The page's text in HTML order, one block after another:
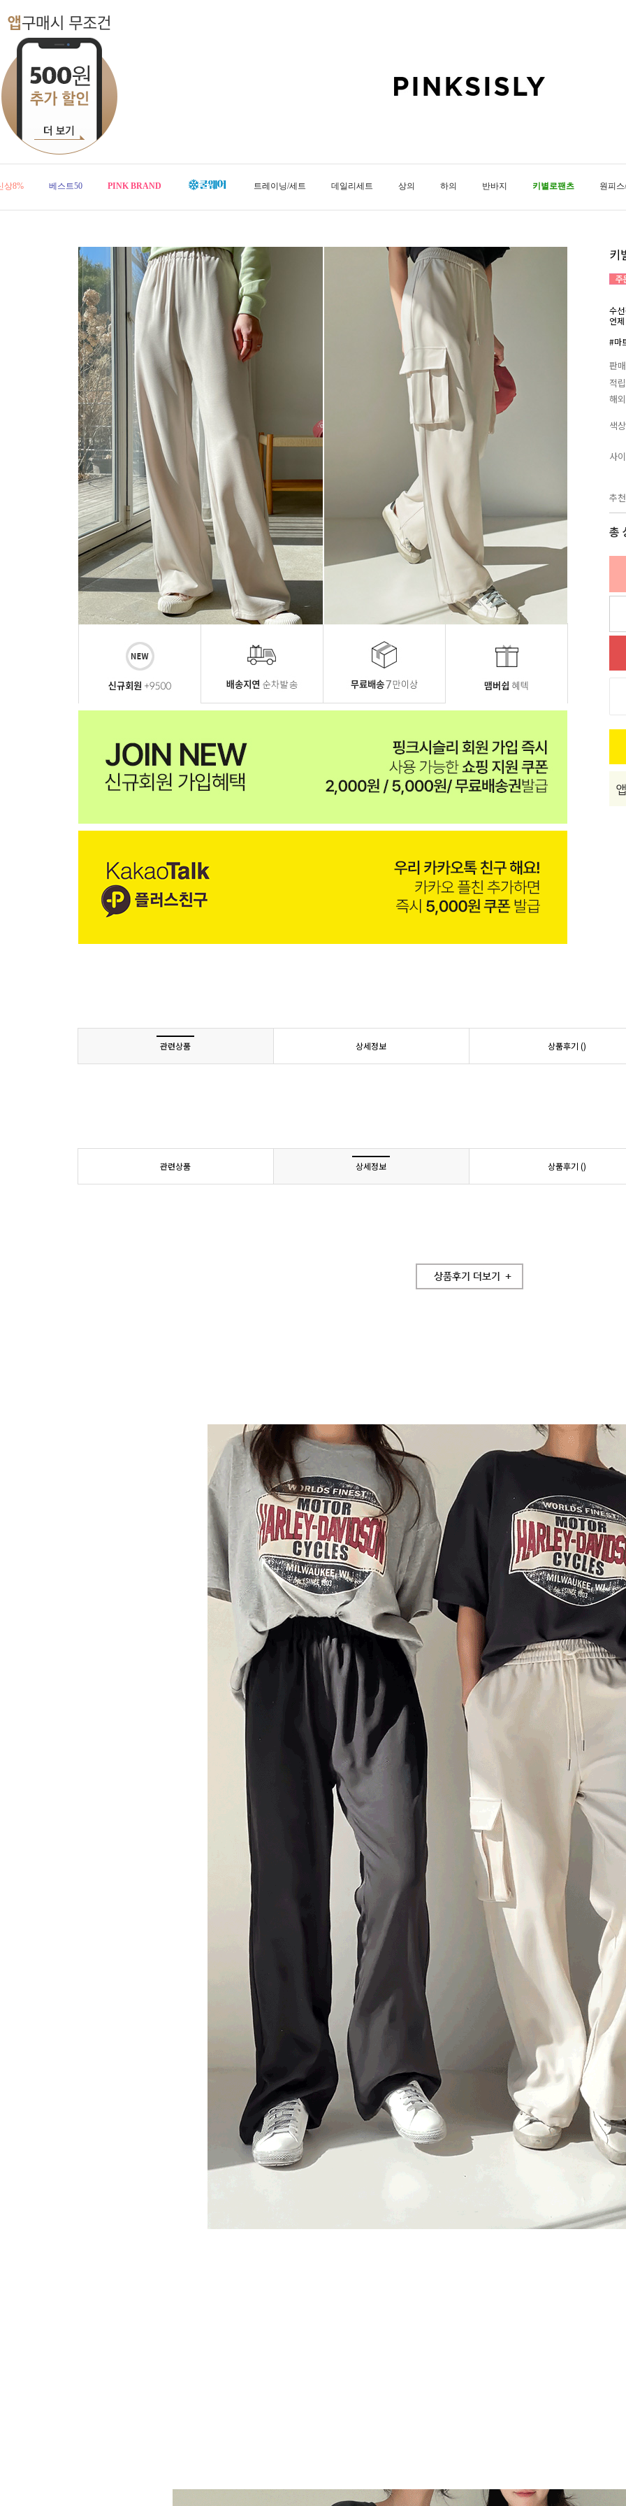
상8% 베스트50 PINK BRAND 트레이닝/세트 데일리세트 상의 하의 반바지 키별로팬츠 원피
키
수
언
#마
판
적
해
색상
사
추
총
관련상품 상세정보 상품후기 ()
관련상품 상세정보 상품후기 ()